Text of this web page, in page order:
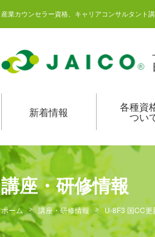
産業カウンセラー資格、キャリアコンサルタント
新着情報 各種資
つい
講座・研修情報
ホーム 講座・研修情報 U-8F3 国CC